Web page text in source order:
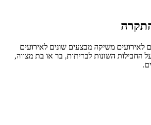
לאירועים משיקה מבצעים שונים לאירועים
החבילות השונות לבריתות, בר או בת מצווה,